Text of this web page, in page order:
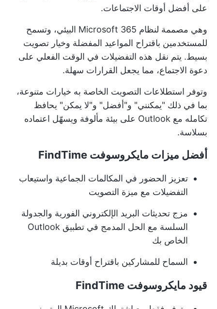
على أفضل أوقات الاجتماعات.
وهي مصممة لنظام Microsoft 365 البيئي، وتسمح
للمستخدمين باقتراح المواعيد المفضلة وخيار تصويت
بسيط. يتم نقل هذه التفضيلات في الوقت الفعلي على
دعوة الاجتماع، مما يجعل القرارات سهلة.
وتوفر استطلاعات التصويت الخاصة به خيارات متنوعة،
بما في ذلك "يمكنني" و"أفضل" و"لا يمكن" يحافظ
تكامله مع Outlook على بيئة مألوفة ويسهّل اعتماده
بسلاسة.
أفضل ميزات مايكروسوفت FindTime
تعزيز الحضور في المكالمات الجماعية واستيعاب
التفضيلات مع ميزة التصويت
مزج تحديثات البريد الإلكتروني الفورية والجدولة
السلسة مع الحل المدمج في تطبيق Outlook
الخاص بك
السماح للمشاركين باقتراح أوقات بديلة
قيود مايكروسوفت FindTime